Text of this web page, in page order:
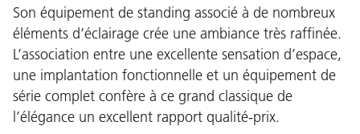
Son équipement de standing associé à de nombreux
éléments d’éclairage crée une ambiance très raffinée.
L’association entre une excellente sensation d’espace,
une implantation fonctionnelle et un équipement de
série complet confère à ce grand classique de
l’élégance un excellent rapport qualité-prix.